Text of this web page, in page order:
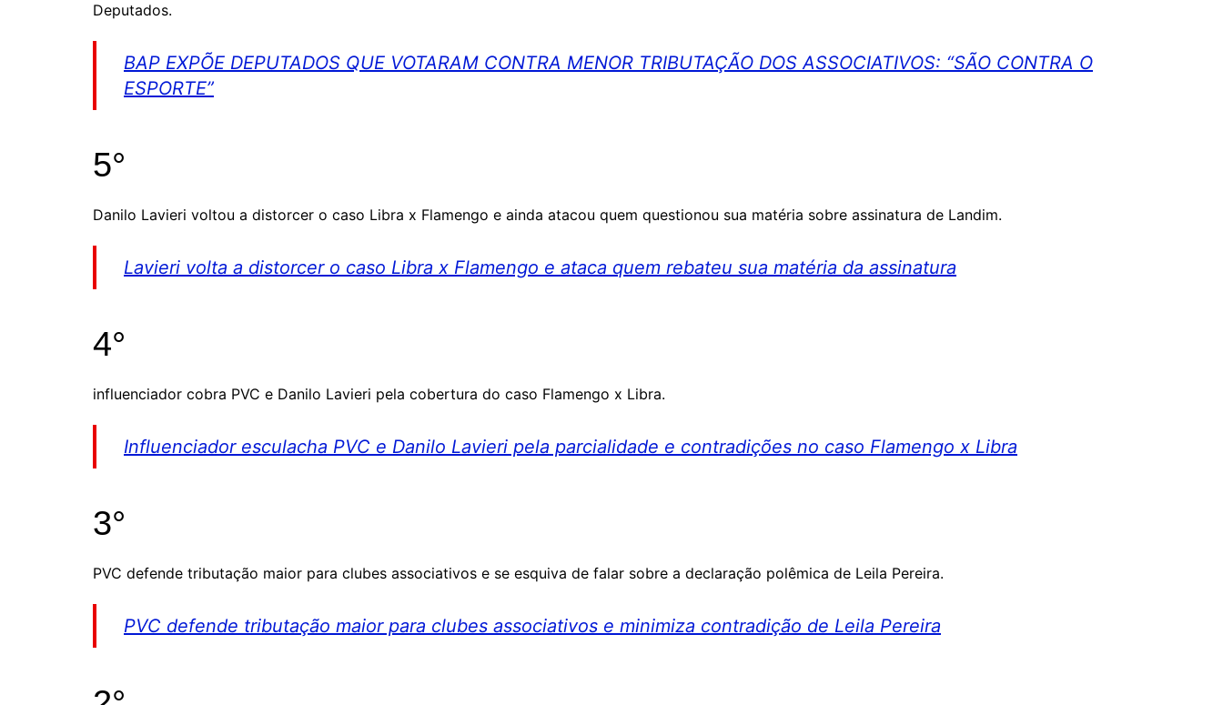
Deputados.
BAP EXPÕE DEPUTADOS QUE VOTARAM CONTRA MENOR TRIBUTAÇÃO DOS ASSOCIATIVOS: “SÃO CONTRA O
ESPORTE”
5°
Danilo Lavieri voltou a distorcer o caso Libra x Flamengo e ainda atacou quem questionou sua matéria sobre assinatura de Landim.
Lavieri volta a distorcer o caso Libra x Flamengo e ataca quem rebateu sua matéria da assinatura
4°
influenciador cobra PVC e Danilo Lavieri pela cobertura do caso Flamengo x Libra.
Influenciador esculacha PVC e Danilo Lavieri pela parcialidade e contradições no caso Flamengo x Libra
3°
PVC defende tributação maior para clubes associativos e se esquiva de falar sobre a declaração polêmica de Leila Pereira.
PVC defende tributação maior para clubes associativos e minimiza contradição de Leila Pereira